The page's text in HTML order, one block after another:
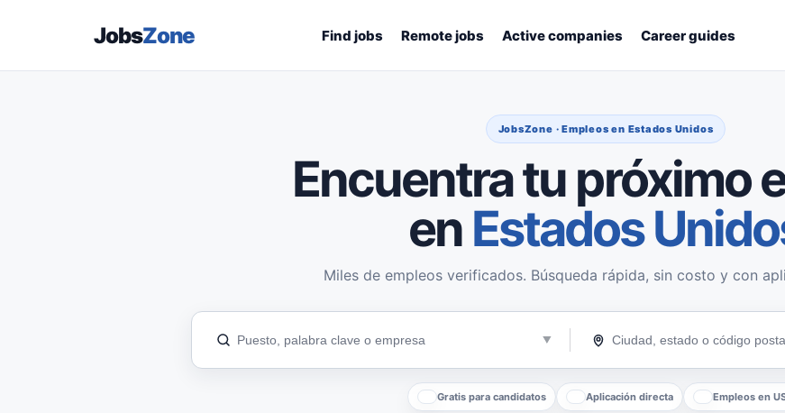
JobsZone Find jobs Remote jobs Active companies Career guides
JobsZone · Empleos en Estados Unidos
Encuentra tu próximo
en Estados
Miles de empleos verificados. Búsqueda rápida, sin costo y con
Gratis para candidatos Aplicación directa Empleos en